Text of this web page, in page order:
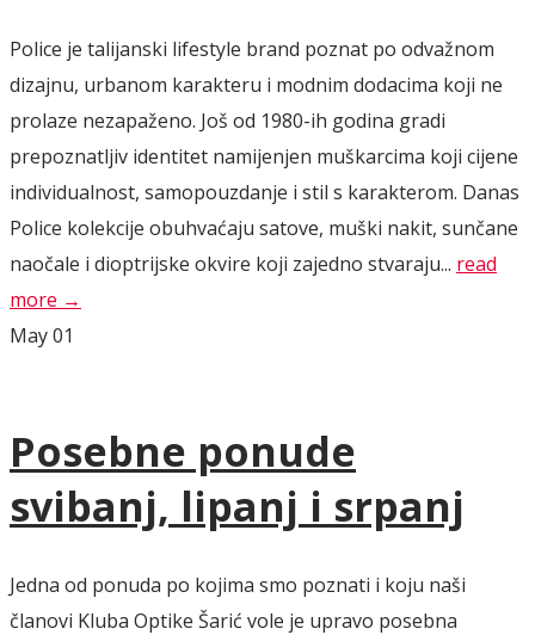
Police je talijanski lifestyle brand poznat po odvažnom
dizajnu, urbanom karakteru i modnim dodacima koji ne
prolaze nezapaženo. Još od 1980-ih godina gradi
prepoznatljiv identitet namijenjen muškarcima koji cijene
individualnost, samopouzdanje i stil s karakterom. Danas
Police kolekcije obuhvaćaju satove, muški nakit, sunčane
naočale i dioptrijske okvire koji zajedno stvaraju... read
more →
May01
Posebne ponude
svibanj, lipanj i srpanj
Jedna od ponuda po kojima smo poznati i koju naši
članovi Kluba Optike Šarić vole je upravo posebna